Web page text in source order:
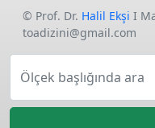
© Prof. Dr. Halil Ekşi I
toadizini@gmail.com
Ölçek başlığında ara